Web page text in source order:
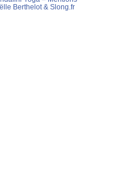
Berthelot& Slong.fr